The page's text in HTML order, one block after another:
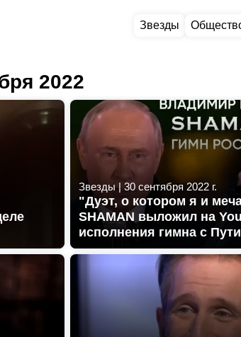
Звезды
2022
Звезды| 30 сентября 2022 г.
"Дуэт, о котором я и
SHAMAN выложил на
исполнения гимна с